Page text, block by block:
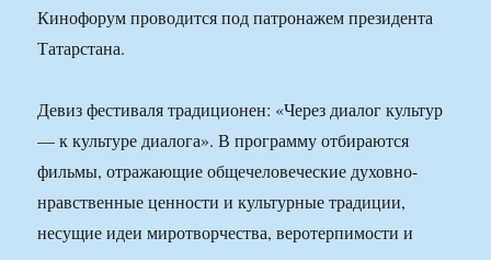
Кинофорум проводится под патронажем президента
Татарстана.
Девиз фестиваля традиционен: «Через диалог культур
— к культуре диалога». В программу отбираются
фильмы, отражающие общечеловеческие духовно-
нравственные ценности и культурные традиции,
несущие идеи миротворчества, веротерпимости и